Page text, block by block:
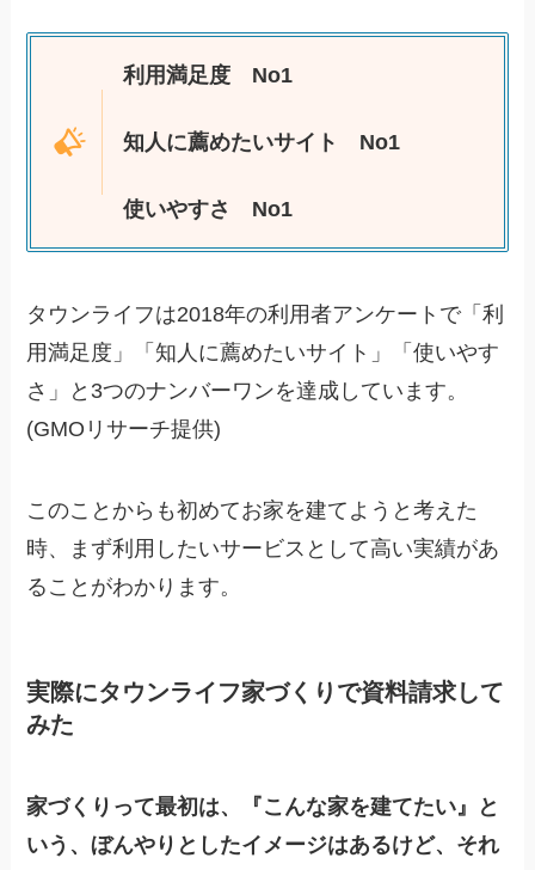
利用満足度 No1
知人に薦めたいサイト No1
使いやすさ No1
タウンライフは2018年の利用者アンケートで「利
用満足度」「知人に薦めたいサイト」「使いやす
さ」と3つのナンバーワンを達成しています。
(GMOリサーチ提供)
このことからも初めてお家を建てようと考えた
時、まず利用したいサービスとして高い実績があ
ることがわかります。
実際にタウンライフ家づくりで資料請求して
みた
家づくりって最初は、『こんな家を建てたい』と
いう、ぼんやりとしたイメージはあるけど、それ